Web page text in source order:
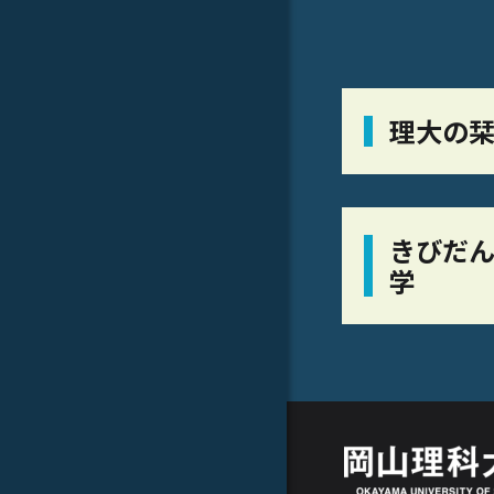
理大の栞
きびだ
学